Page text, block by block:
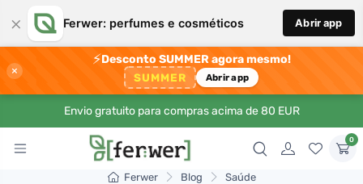
× Ferwer: perfumes e cosméticos Abrir app
×
⚡Desconto SUMMER agora mesmo!
SUMMER Abrir app
Envio gratuito para compras acima de 80 EUR
0
Ferwer Blog Saúde